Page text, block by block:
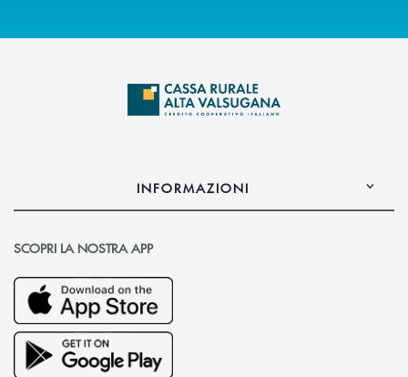
INFORMAZIONI
SCOPRI LA NOSTRA APP